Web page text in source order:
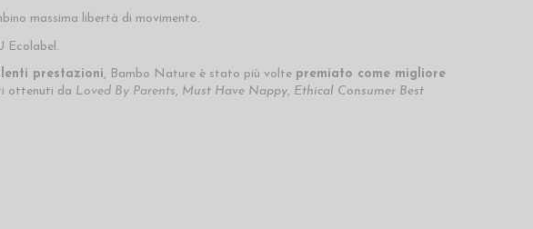
massima libertà di movimento.
Ecolabel.
prestazioni, Bambo Nature è stato più volte premiato come migliore
ottenuti da Loved By Parents, Must Have Nappy, Ethical Consumer Best